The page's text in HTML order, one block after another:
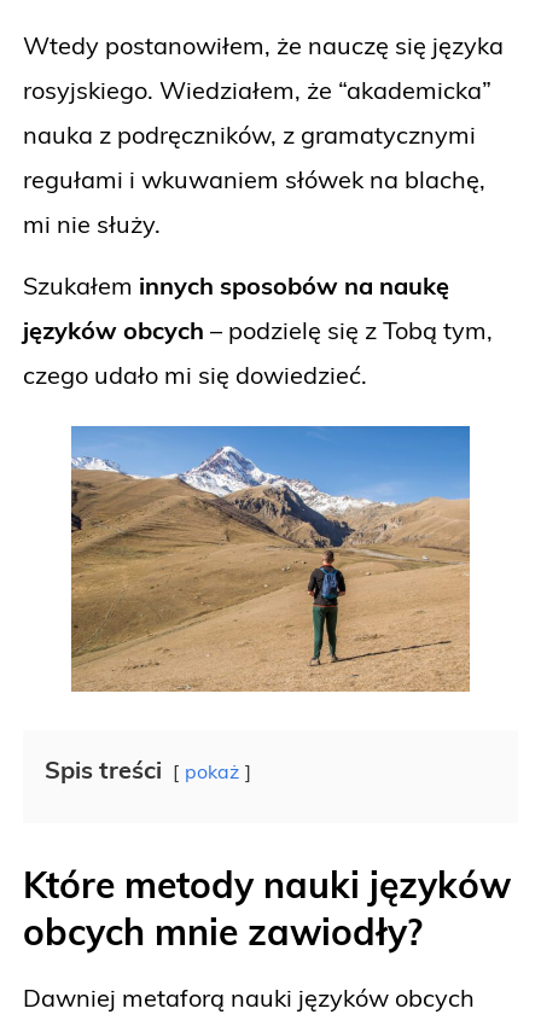
Wtedy postanowiłem, że nauczę się języka
rosyjskiego. Wiedziałem, że “akademicka”
nauka z podręczników, z gramatycznymi
regułami i wkuwaniem słówek na blachę,
mi nie służy.
Szukałem innych sposobów na naukę
języków obcych – podzielę się z Tobą tym,
czego udało mi się dowiedzieć.
Spis treści pokaż
Które metody nauki języków
obcych mnie zawiodły?
Dawniej metaforą nauki języków obcych